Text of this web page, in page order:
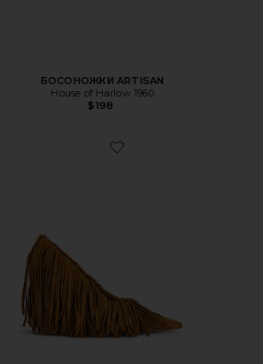
БОСОНОЖКИ ARTISAN
House of Harlow 1960
$198
Favorite БОСОНОЖКИ FRINGE